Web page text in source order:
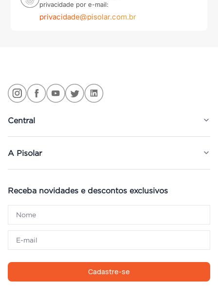
privacidade por e-mail:
privacidade@pisolar.com.br
Central
A Pisolar
Receba novidades e descontos exclusivos
Cadastre-se